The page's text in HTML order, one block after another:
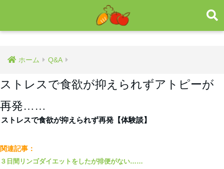
ホーム Q&A
ストレスで食欲が抑えられずアトピーが
再発……
ストレスで食欲が抑えられず再発【体験談】
関連記事：
３日間リンゴダイエットをしたが排便がない……